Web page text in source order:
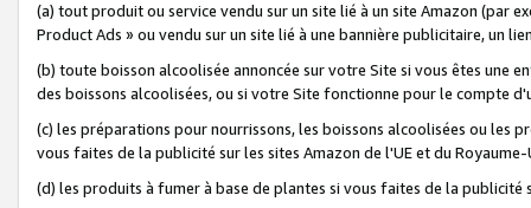
(a) tout produit ou service vendu sur un site lié à un site Amazon (par
Product Ads » ou vendu sur un site lié à une bannière publicitaire, un
(b) toute boisson alcoolisée annoncée sur votre Site si vous êtes une
des boissons alcoolisées, ou si votre Site fonctionne pour le compte
(c) les préparations pour nourrissons, les boissons alcoolisées ou les
vous faites de la publicité sur les sites Amazon de l'UE et du Royaume-
(d) les produits à fumer à base de plantes si vous faites de la publicité